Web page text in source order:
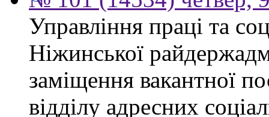
Управління праці та
Ніжинської
заміщення вакантної
відділу адресних